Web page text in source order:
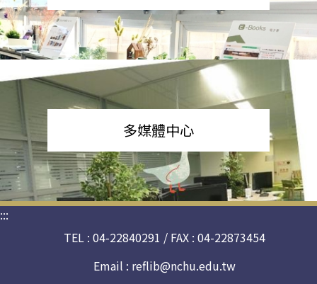
多媒體中心
:::
TEL : 04-22840291 / FAX : 04-22873454
Email : reflib@nchu.edu.tw